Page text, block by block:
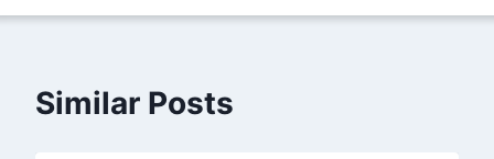
entradas
Similar Posts